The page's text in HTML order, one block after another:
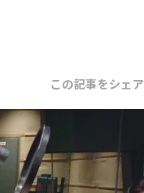
この記事をシェア